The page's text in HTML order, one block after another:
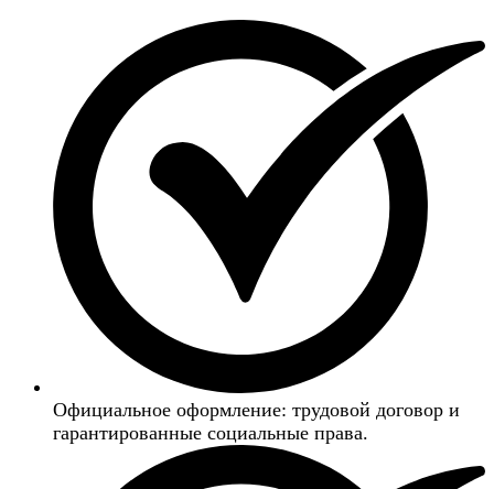
Официальное оформление: трудовой договор и
гарантированные социальные права.